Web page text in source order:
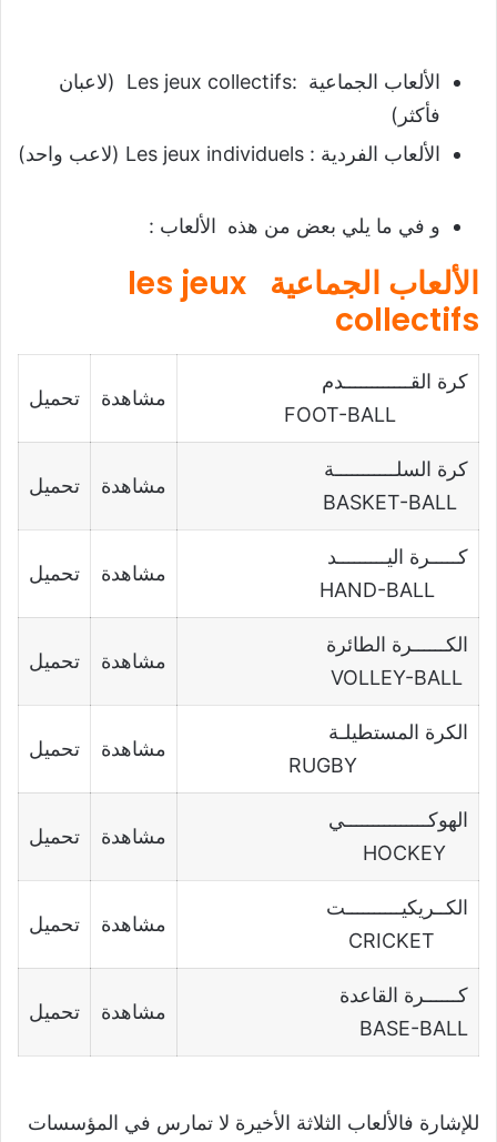
الألعاب الجماعية :Les jeux collectifs (لاعبان
فأكثر)
الألعاب الفردية : Les jeux individuels (لاعب واحد)
و في ما يلي بعض من هذه الألعاب :
الألعاب الجماعية les jeux
collectifs
كرة القــــــــــــدم
مشاهدة تحميل
كرة السلـــــــــــة
مشاهدة تحميل
كـــــرة اليـــــــــد
مشاهدة تحميل
الكــــــرة الطائرة
مشاهدة تحميل
الكرة المستطيلـة
مشاهدة تحميل
الهوكـــــــــــــــي
مشاهدة تحميل
الكــريكيــــــــــت
مشاهدة تحميل
كــــــرة القاعدة
BASE-BALL
مشاهدة تحميل
للإشارة فالألعاب الثلاثة الأخيرة لا تمارس في المؤسسات